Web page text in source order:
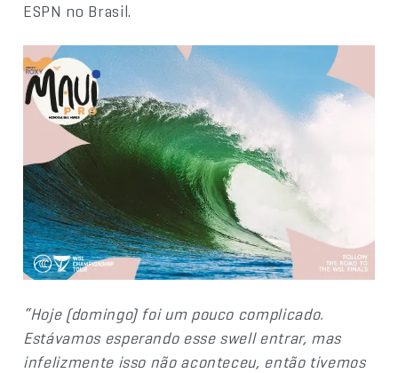
ESPN no Brasil.
“Hoje (domingo) foi um pouco complicado.
Estávamos esperando esse swell entrar, mas
infelizmente isso não aconteceu, então tivemos